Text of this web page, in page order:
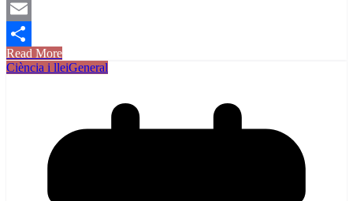
Mastodon
Email
Comparteix
Read More
Ciència i lleiGeneral